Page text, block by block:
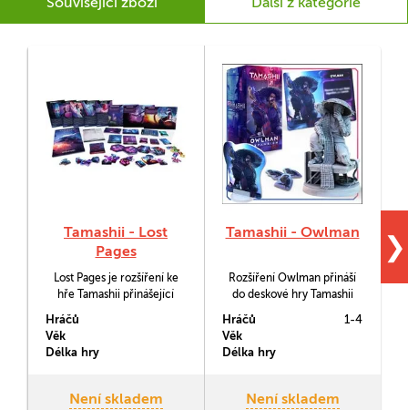
Tamashii - Lost
Pages
Lost Pages je rozšíření ke
hře Tamashii přinášející
nepřátele i herní módy.
Hráčů
Věk
Délka hry
Není skladem
Tamashii - Owlman
Rozšíření Owlman přináší
do deskové hry Tamashii
Hráčů
1-4
Věk
Délka hry
Není skladem
❯